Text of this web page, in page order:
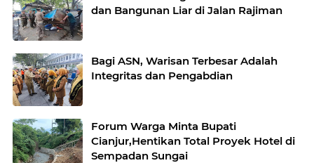
dan Bangunan Liar di Jalan Rajiman
Bagi ASN, Warisan Terbesar Adalah
Integritas dan Pengabdian
Forum Warga Minta Bupati
Cianjur,Hentikan Total Proyek Hotel di
Sempadan Sungai